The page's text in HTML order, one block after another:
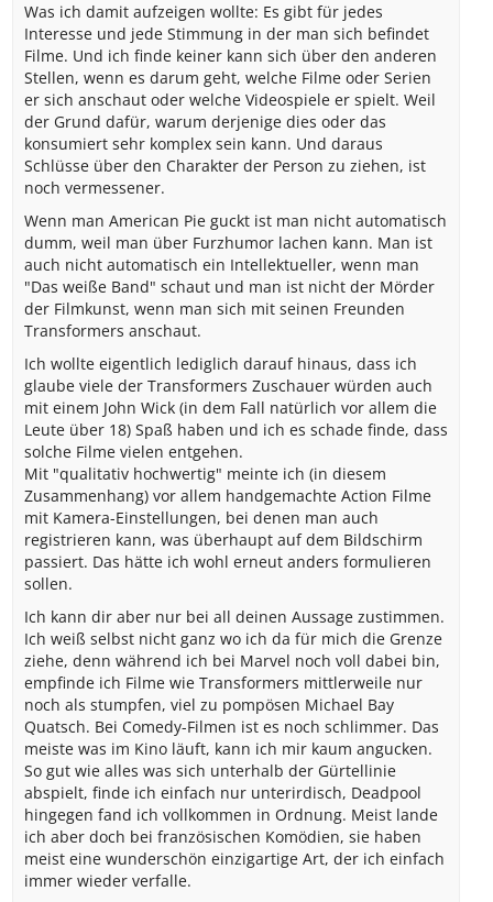
Was ich damit aufzeigen wollte: Es gibt für jedes
Interesse und jede Stimmung in der man sich befindet
Filme. Und ich finde keiner kann sich über den anderen
Stellen, wenn es darum geht, welche Filme oder Serien
er sich anschaut oder welche Videospiele er spielt. Weil
der Grund dafür, warum derjenige dies oder das
konsumiert sehr komplex sein kann. Und daraus
Schlüsse über den Charakter der Person zu ziehen, ist
noch vermessener.
Wenn man American Pie guckt ist man nicht automatisch
dumm, weil man über Furzhumor lachen kann. Man ist
auch nicht automatisch ein Intellektueller, wenn man
"Das weiße Band" schaut und man ist nicht der Mörder
der Filmkunst, wenn man sich mit seinen Freunden
Transformers anschaut.
Ich wollte eigentlich lediglich darauf hinaus, dass ich
glaube viele der Transformers Zuschauer würden auch
mit einem John Wick (in dem Fall natürlich vor allem die
Leute über 18) Spaß haben und ich es schade finde, dass
solche Filme vielen entgehen.
Mit "qualitativ hochwertig" meinte ich (in diesem
Zusammenhang) vor allem handgemachte Action Filme
mit Kamera-Einstellungen, bei denen man auch
registrieren kann, was überhaupt auf dem Bildschirm
passiert. Das hätte ich wohl erneut anders formulieren
sollen.
Ich kann dir aber nur bei all deinen Aussage zustimmen.
Ich weiß selbst nicht ganz wo ich da für mich die Grenze
ziehe, denn während ich bei Marvel noch voll dabei bin,
empfinde ich Filme wie Transformers mittlerweile nur
noch als stumpfen, viel zu pompösen Michael Bay
Quatsch. Bei Comedy-Filmen ist es noch schlimmer. Das
meiste was im Kino läuft, kann ich mir kaum angucken.
So gut wie alles was sich unterhalb der Gürtellinie
abspielt, finde ich einfach nur unterirdisch, Deadpool
hingegen fand ich vollkommen in Ordnung. Meist lande
ich aber doch bei französischen Komödien, sie haben
meist eine wunderschön einzigartige Art, der ich einfach
immer wieder verfalle.